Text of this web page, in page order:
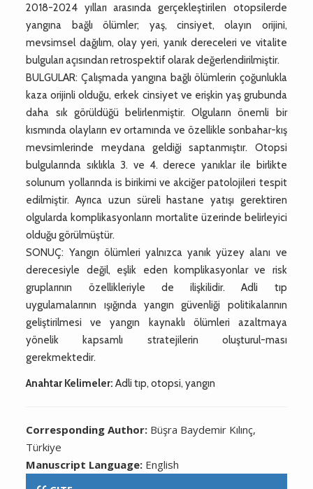
2018-2024 yılları arasında gerçekleştirilen otopsilerde
yangına bağlı ölümler; yaş, cinsiyet, olayın orijini,
mevsimsel dağılım, olay yeri, yanık dereceleri ve vitalite
bulguları açısından retrospektif olarak değerlendirilmiştir.
BULGULAR: Çalışmada yangına bağlı ölümlerin çoğunlukla
kaza orijinli olduğu, erkek cinsiyet ve erişkin yaş grubunda
daha sık görüldüğü belirlenmiştir. Olguların önemli bir
kısmında olayların ev ortamında ve özellikle sonbahar-kış
mevsimlerinde meydana geldiği saptanmıştır. Otopsi
bulgularında sıklıkla 3. ve 4. derece yanıklar ile birlikte
solunum yollarında is birikimi ve akciğer patolojileri tespit
edilmiştir. Ayrıca uzun süreli hastane yatışı gerektiren
olgularda komplikasyonların mortalite üzerinde belirleyici
olduğu görülmüştür.
SONUÇ: Yangın ölümleri yalnızca yanık yüzey alanı ve
derecesiyle değil, eşlik eden komplikasyonlar ve risk
gruplarının özellikleriyle de ilişkilidir. Adli tıp
uygulamalarının ışığında yangın güvenliği politikalarının
geliştirilmesi ve yangın kaynaklı ölümleri azaltmaya
yönelik kapsamlı stratejilerin oluşturul-ması
gerekmektedir.
Anahtar Kelimeler: Adli tıp, otopsi, yangın
Corresponding Author: Büşra Baydemir Kılınç,
Türkiye
Manuscript Language: English